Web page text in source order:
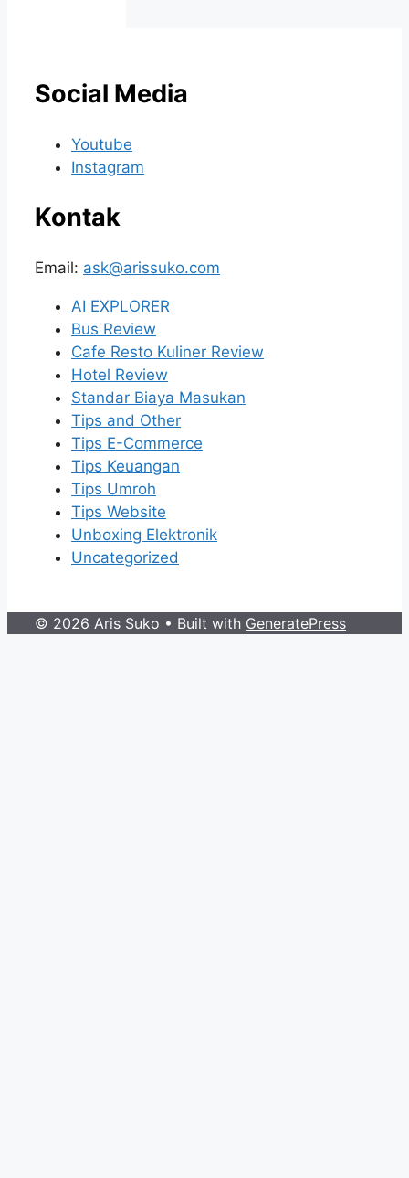
Social Media
Youtube
Instagram
Kontak
Email: ask@arissuko.com
AI EXPLORER
Bus Review
Cafe Resto Kuliner Review
Hotel Review
Standar Biaya Masukan
Tips and Other
Tips E-Commerce
Tips Keuangan
Tips Umroh
Tips Website
Unboxing Elektronik
Uncategorized
© 2026 Aris Suko • Built with GeneratePress